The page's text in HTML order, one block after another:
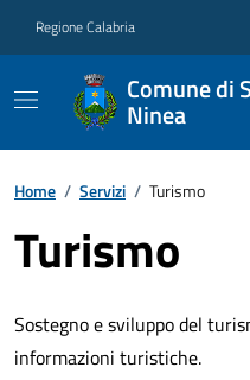
Regione Calabria
Comune di
Ninea
Home / Servizi / Turismo
Turismo
Sostegno e sviluppo del
informazioni turistiche.